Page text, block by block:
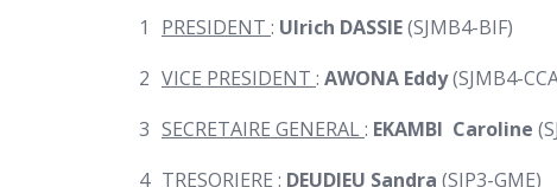
PRESIDENT : Ulrich DASSIE(SJMB4-BIF)
VICE PRESIDENT : AWONA Eddy(SJMB4-
SECRETAIRE GENERAL: EKAMBI Caroline
TRESORIERE : DEUDJEU Sandra (SJP3-GME)